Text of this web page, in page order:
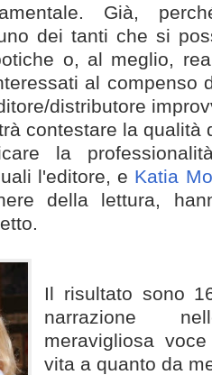
Già,
dei tanti che si
o, al meglio,
al compenso
distributore
contestare la qualità
la
l'editore, e Katia
della lettura,
Il risultato sono
narrazione
meravigliosa
vita a quanto da